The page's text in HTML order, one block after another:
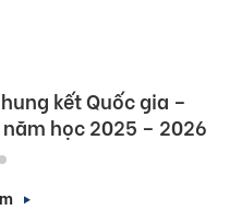
kết Quốc gia –
học 2025 – 2026